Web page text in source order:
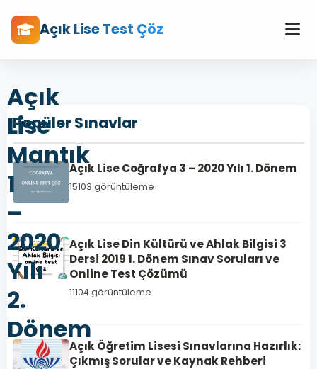
Açık Lise Test Çöz
Açık
Lise
Mantık
1
–
2020
Yılı
2.
Dönem
Popüler Sınavlar
Açık Lise Coğrafya 3 – 2020 Yılı 1. Dönem
15103 görüntüleme
Açık Lise Din Kültürü ve Ahlak Bilgisi 3
Dersi 2019 1. Dönem Sınav Soruları ve
Online Test Çözümü
11104 görüntüleme
Açık Öğretim Lisesi Sınavlarına Hazırlık:
Çıkmış Sorular ve Kaynak Rehberi